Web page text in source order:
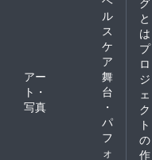
ル
ス
ケ
ア
アー
ト・
写真
舞
台
・
パ
フ
ォ
と
は
プ
ロ
ジ
ェ
ク
ト
の
作